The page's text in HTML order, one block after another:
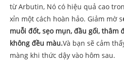
từ Arbutin, Nó có hiệu quả cao
xỉn một cách hoàn hảo. Giảm mờ s
muỗi đốt, sẹo mụn, đầu gối, thâm
không đều màu.Và bạn sẽ cảm
màng khi thức dậy vào hôm sau.